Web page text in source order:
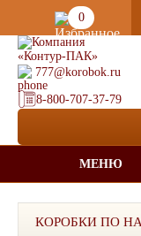
0
777@korobok.ru
8-800-707-37-79
МЕНЮ
КОРОБКИ ПО